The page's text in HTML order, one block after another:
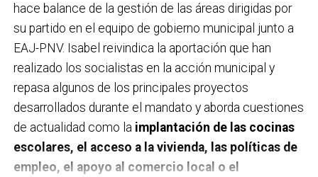
hace balance de la gestión de las áreas dirigidas por
su partido en el equipo de gobierno municipal junto a
EAJ-PNV. Isabel reivindica la aportación que han
realizado los socialistas en la acción municipal y
repasa algunos de los principales proyectos
desarrollados durante el mandato y aborda cuestiones
de actualidad como la implantación de las cocinas
escolares, el acceso a la vivienda, las políticas de
empleo, el apoyo al comercio local o el